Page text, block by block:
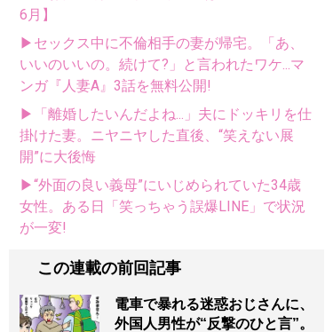
6月】
▶セックス中に不倫相手の妻が帰宅。「あ、
いいのいいの。続けて?」と言われたワケ...マ
ンガ『人妻A』3話を無料公開!
▶「離婚したいんだよね...」夫にドッキリを仕
掛けた妻。ニヤニヤした直後、“笑えない展
開”に大後悔
▶“外面の良い義母”にいじめられていた34歳
女性。ある日「笑っちゃう誤爆LINE」で状況
が一変!
この連載の前回記事
電車で暴れる迷惑おじさんに、
外国人男性が“反撃のひと言”。